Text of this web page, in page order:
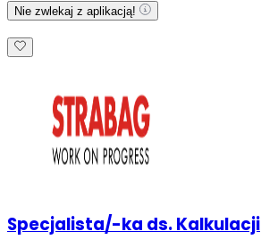
Nie zwlekaj z aplikacją!
Specjalista/-ka ds. Kalkulacji